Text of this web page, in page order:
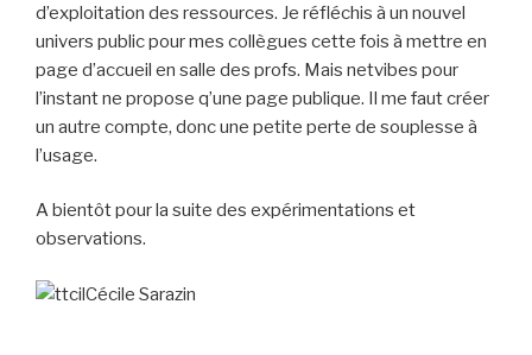
d’exploitation des ressources. Je réfléchis à un nouvel
univers public pour mes collègues cette fois à mettre en
page d’accueil en salle des profs. Mais netvibes pour
l’instant ne propose q’une page publique. Il me faut créer
un autre compte, donc une petite perte de souplesse à
l’usage.
A bientôt pour la suite des expérimentations et
observations.
Cécile Sarazin